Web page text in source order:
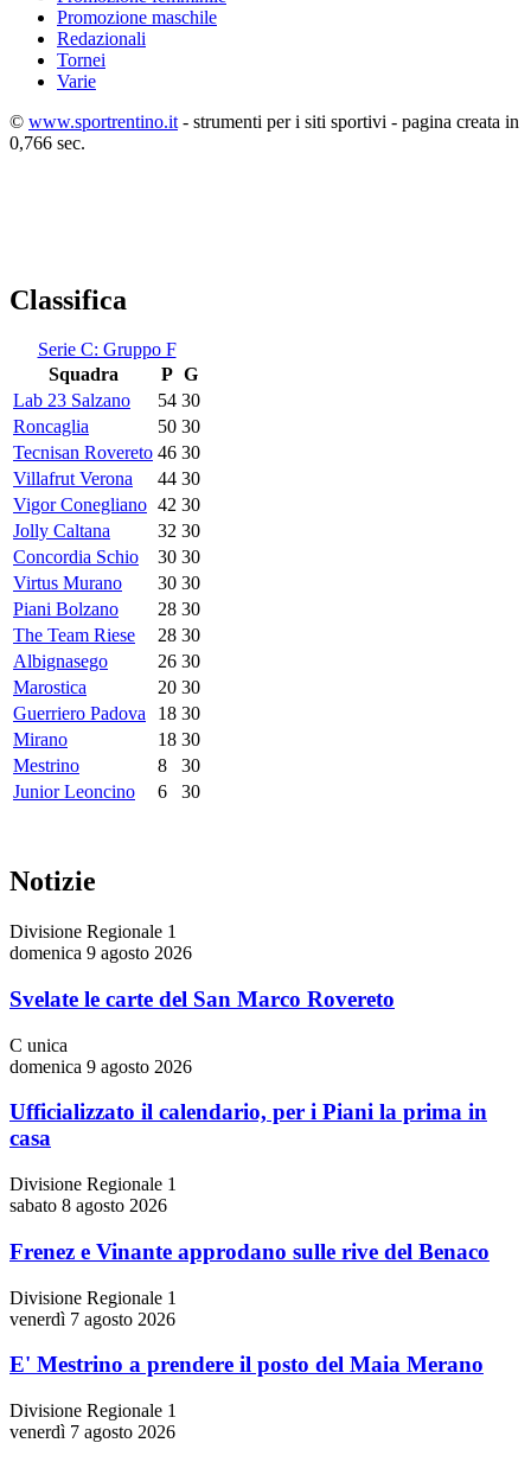
Promozione maschile
Redazionali
Tornei
Varie
© www.sportrentino.it - strumenti per i siti sportivi - pagina creata in
0,766 sec.
Classifica
Serie C: Gruppo F
Squadra
P G
Lab 23 Salzano
54 30
Roncaglia
50 30
Tecnisan Rovereto 46 30
Villafrut Verona
44 30
Vigor Conegliano 42 30
Jolly Caltana
32 30
Concordia Schio
30 30
Virtus Murano
30 30
Piani Bolzano
28 30
The Team Riese
28 30
Albignasego
26 30
Marostica
20 30
Guerriero Padova
18 30
Mirano
18 30
Mestrino
8
30
Junior Leoncino
6 30
Notizie
Divisione Regionale 1
domenica 9 agosto 2026
Svelate le carte del San Marco Rovereto
C unica
domenica 9 agosto 2026
Ufficializzato il calendario, per i Piani la prima in
casa
Divisione Regionale 1
sabato 8 agosto 2026
Frenez e Vinante approdano sulle rive del Benaco
Divisione Regionale 1
venerdì 7 agosto 2026
E' Mestrino a prendere il posto del Maia Merano
Divisione Regionale 1
venerdì 7 agosto 2026